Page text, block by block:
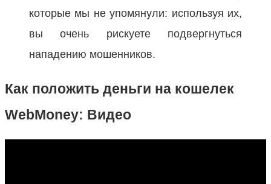
которые мы не упомянули: используя их,
вы очень рискуете подвергнуться
нападению мошенников.
Как положить деньги на кошелек
WebMoney: Видео